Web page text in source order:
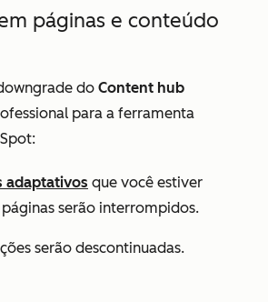
páginas e conteúdo
do Content hub
para a ferramenta
adaptativos que você estiver
serão interrompidos.
serão descontinuadas.